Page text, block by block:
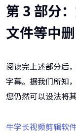
第 3 部分
文件等中
阅读完上述部分后
字幕。据我们所知
您仍然可以设法将
牛学长视频剪辑软